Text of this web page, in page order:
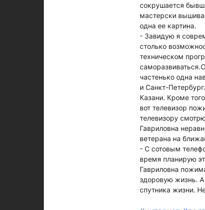
сокрушается
мастерски
одна ее картина.
- Завидую я
столько
техническом
частенько одна
и Санкт-
Казани. Кроме
вот телевизор
телевизору
Гавриловна
ветерана на
- С сотовым
время планирую
Гавриловна
здоровую жизнь. А
спутника жизни.